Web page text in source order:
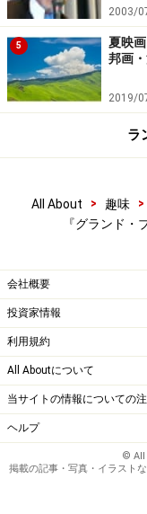
2003/
5
夏映
邦画
2019/
ラ
All About > 趣味 >
『グランド・
会社概要
投資家情報
利用規約
All Aboutについて
当サイトの情報についての
ヘルプ
© All
掲載の記事・写真・イラスト